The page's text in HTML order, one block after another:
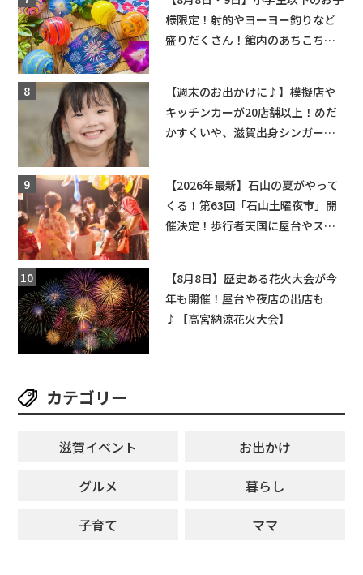
様限定！射的やヨーヨー釣りなど
盛りだくさん！館内のあちこちに
【週末のお出かけに♪】模擬店や
キッチンカーが20店舗以上！めだ
かすくいや、滋賀出身シンガーソ
【2026年最新】石山の夏がやって
くる！第63回「石山土曜夜市」開
催決定！歩行者天国に屋台やステ
【8月8日】歴史ある花火大会が今
年も開催！屋台や夜店の出店も
♪【高宮納涼花火大会】
カテゴリー
滋賀イベント
お出かけ
グルメ
暮らし
子育て
ママ